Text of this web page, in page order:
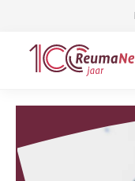
hoofdinhoud
footer
navigatie
ReumaNederland
homepage
binnen
reumanederland.nl